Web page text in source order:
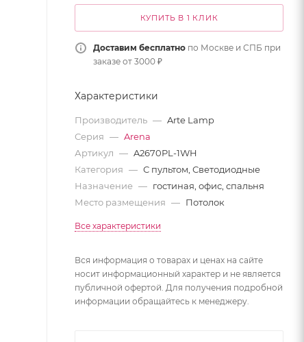
КУПИТЬ В 1 КЛИК
Доставим бесплатно по Москве и СПБ при
заказе от 3000 ₽
Характеристики
Производитель — Arte Lamp
Серия — Arena
Артикул — A2670PL-1WH
Категория — С пультом, Светодиодные
Назначение — гостиная, офис, спальня
Место размещения — Потолок
Все характеристики
Вся информация о товарах и ценах на сайте
носит информационный характер и не является
публичной офертой. Для получения подробной
информации обращайтесь к менеджеру.